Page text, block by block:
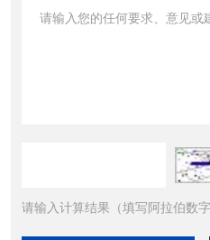
请输入计算结果（填写阿拉伯数